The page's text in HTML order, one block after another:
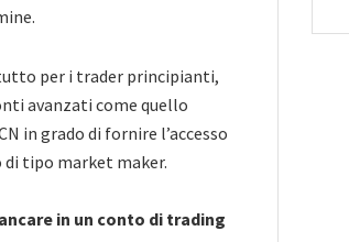
per i trader principianti,
avanzati come quello
in grado di fornire l’accesso
tipo market maker.
in un conto di trading